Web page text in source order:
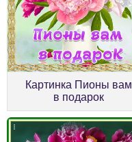
Картинка Пионы вам
в подарок